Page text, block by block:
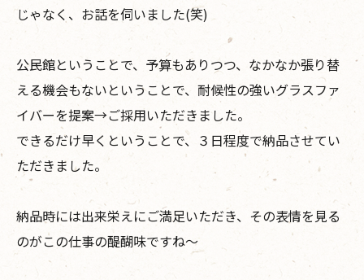
じゃなく、お話を伺いました(笑)
公民館ということで、予算もありつつ、なかなか張り替
える機会もないということで、耐候性の強いグラスファ
イバーを提案→ご採用いただきました。
できるだけ早くということで、３日程度で納品させてい
ただきました。
納品時には出来栄えにご満足いただき、その表情を見る
のがこの仕事の醍醐味ですね〜